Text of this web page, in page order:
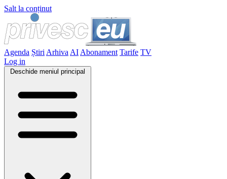
Salt la conținut
Agenda Știri Arhiva AI Abonament Tarife TV
Log in
Deschide meniul principal